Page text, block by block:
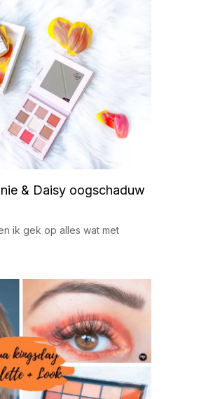
& Daisy oogschaduw
ik gek op alles wat met